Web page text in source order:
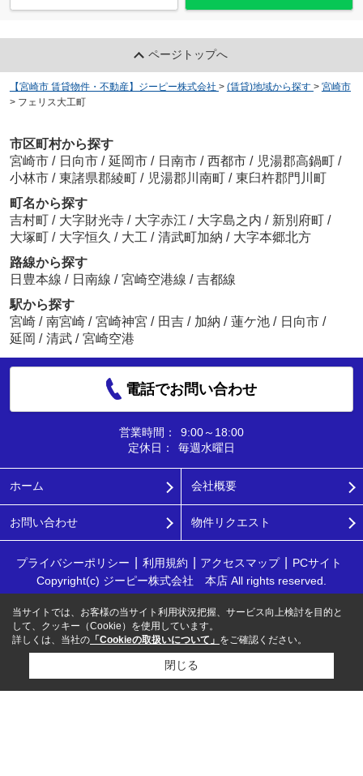
ページトップへ
【宮崎市 賃貸物件・不動産】ジーピー株式会社 > (賃貸)地域から探す > 宮崎市
> フェリス大工町
市区町村から探す
宮崎市 / 日向市 / 延岡市 / 日南市 / 西都市 / 児湯郡高鍋町 /
小林市 / 東諸県郡綾町 / 児湯郡川南町 / 東臼杵郡門川町
町名から探す
吉村町 / 大字財光寺 / 大字赤江 / 大字島之内 / 新別府町 /
大塚町 / 大字恒久 / 大工 / 清武町加納 / 大字本郷北方
路線から探す
日豊本線 / 日南線 / 宮崎空港線 / 吉都線
駅から探す
宮崎 / 南宮崎 / 宮崎神宮 / 田吉 / 加納 / 蓮ケ池 / 日向市 /
延岡 / 清武 / 宮崎空港
電話でお問い合わせ
営業時間：
9:00～18:00
定休日：
毎週水曜日
ホーム 会社概要
お問い合わせ 物件リクエスト
プライバシーポリシー 利用規約 アクセスマップ
PCサイト
Copyright(c) ジーピー株式会社 本店 All rights reserved.
当サイトでは、お客様の当サイト利用状況把握、サービス向上検討を目的と
して、クッキー（Cookie）を使用しています。
詳しくは、当社の 「Cookieの取扱いについて」 をご確認ください。
閉じる